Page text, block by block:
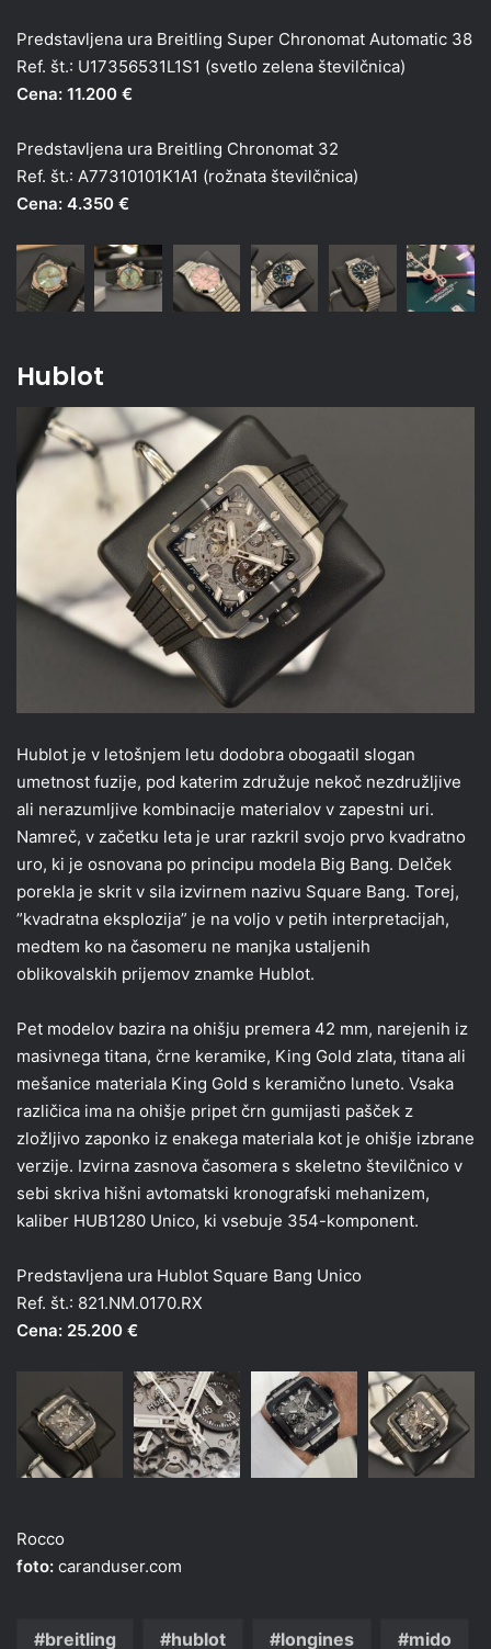
Predstavljena ura Breitling Super Chronomat Automatic 38
Ref. št.: U17356531L1S1 (svetlo zelena številčnica)
Cena: 11.200 €
Predstavljena ura Breitling Chronomat 32
Ref. št.: A77310101K1A1 (rožnata številčnica)
Cena: 4.350 €
Hublot
Hublot je v letošnjem letu dodobra obogaatil slogan
umetnost fuzije, pod katerim združuje nekoč nezdružljive
ali nerazumljive kombinacije materialov v zapestni uri.
Namreč, v začetku leta je urar razkril svojo prvo kvadratno
uro, ki je osnovana po principu modela Big Bang. Delček
porekla je skrit v sila izvirnem nazivu Square Bang. Torej,
”kvadratna eksplozija” je na voljo v petih interpretacijah,
medtem ko na časomeru ne manjka ustaljenih
oblikovalskih prijemov znamke Hublot.
Pet modelov bazira na ohišju premera 42 mm, narejenih iz
masivnega titana, črne keramike, King Gold zlata, titana ali
mešanice materiala King Gold s keramično luneto. Vsaka
različica ima na ohišje pripet črn gumijasti pašček z
zložljivo zaponko iz enakega materiala kot je ohišje izbrane
verzije. Izvirna zasnova časomera s skeletno številčnico v
sebi skriva hišni avtomatski kronografski mehanizem,
kaliber HUB1280 Unico, ki vsebuje 354-komponent.
Predstavljena ura Hublot Square Bang Unico
Ref. št.: 821.NM.0170.RX
Cena: 25.200 €
Rocco
foto: caranduser.com
breitling hublot longines mido